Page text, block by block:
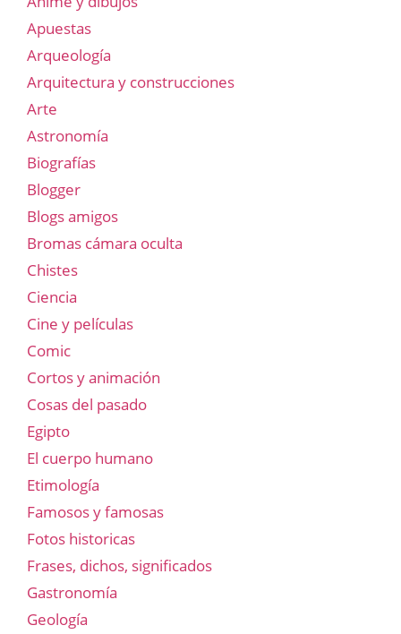
Apuestas
Arqueología
Arquitectura y construcciones
Arte
Astronomía
Biografías
Blogger
Blogs amigos
Bromas cámara oculta
Chistes
Ciencia
Cine y películas
Comic
Cortos y animación
Cosas del pasado
Egipto
El cuerpo humano
Etimología
Famosos y famosas
Fotos historicas
Frases, dichos, significados
Gastronomía
Geología